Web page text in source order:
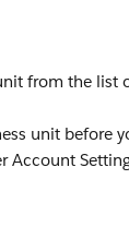
from the list
unit before
Account